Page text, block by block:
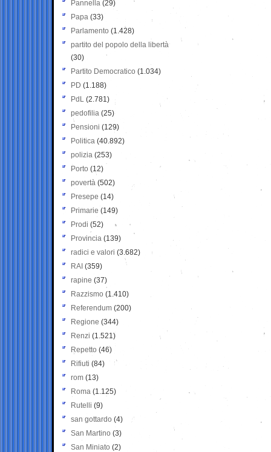
Pannella (29)
Papa (33)
Parlamento (1.428)
partito del popolo della libertà
(30)
Partito Democratico (1.034)
PD (1.188)
PdL (2.781)
pedofilia (25)
Pensioni (129)
Politica (40.892)
polizia (253)
Porto (12)
povertà (502)
Presepe (14)
Primarie (149)
Prodi (52)
Provincia (139)
radici e valori (3.682)
RAI (359)
rapine (37)
Razzismo (1.410)
Referendum (200)
Regione (344)
Renzi (1.521)
Repetto (46)
Rifiuti (84)
rom (13)
Roma (1.125)
Rutelli (9)
san gottardo (4)
San Martino (3)
San Miniato (2)